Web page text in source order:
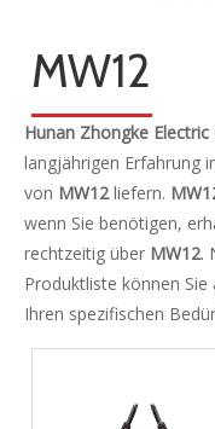
MW12
Hunan Zhongke Electric
langjährigen Erfahrung
von MW12liefern.
wenn Sie benötigen,
rechtzeitig über MW12.
Produktliste können Sie
Ihren spezifischen